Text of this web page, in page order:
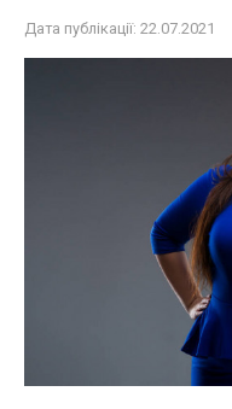
Дата публікації: 22.07.2021